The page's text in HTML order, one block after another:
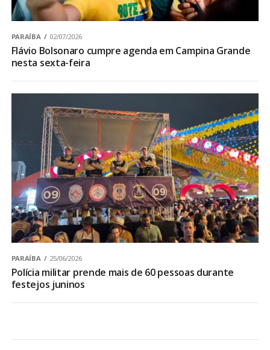
PARAÍBA 02/07/2026
Flávio Bolsonaro cumpre agenda em Campina Grande
nesta sexta-feira
PARAÍBA 25/06/2026
Polícia militar prende mais de 60 pessoas durante
festejos juninos